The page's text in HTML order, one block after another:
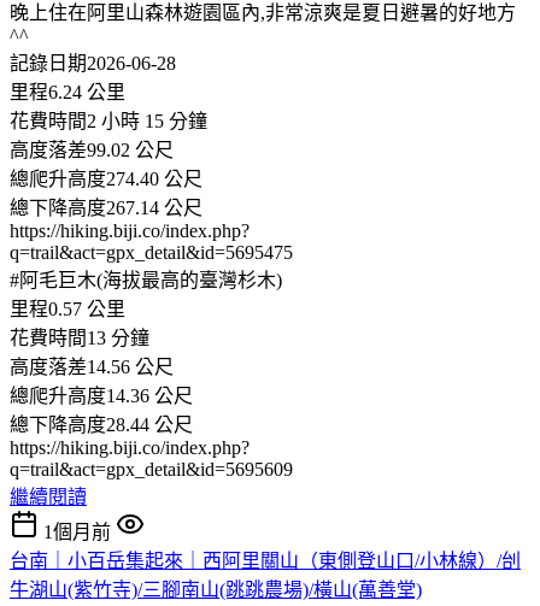
晚上住在阿里山森林遊園區內,非常涼爽是夏日避暑的好地方
^^
記錄日期2026-06-28
里程6.24 公里
花費時間2 小時 15 分鐘
高度落差99.02 公尺
總爬升高度274.40 公尺
總下降高度267.14 公尺
https://hiking.biji.co/index.php?
q=trail&act=gpx_detail&id=5695475
#阿毛巨木(海拔最高的臺灣杉木)
里程0.57 公里
花費時間13 分鐘
高度落差14.56 公尺
總爬升高度14.36 公尺
總下降高度28.44 公尺
https://hiking.biji.co/index.php?
q=trail&act=gpx_detail&id=5695609
繼續閱讀
1個月前
台南｜小百岳集起來｜西阿里關山（東側登山口/小林線）/刣
牛湖山(紫竹寺)/三腳南山(跳跳農場)/橫山(萬善堂)